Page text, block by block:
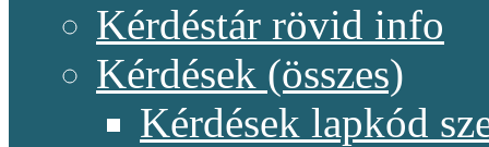
Kérdéstár rövid info
Kérdések (összes)
Kérdések lapkód